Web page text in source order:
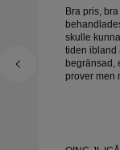
Bra pris,
skulle
tiden ibland
begränsad,
prover men